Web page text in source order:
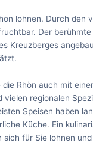
lohnen. Durch den
Der
Kreuzberges
die Rhön auch mit
vielen regionalen
Speisen haben
Küche. Ein
sich für Sie lohnen